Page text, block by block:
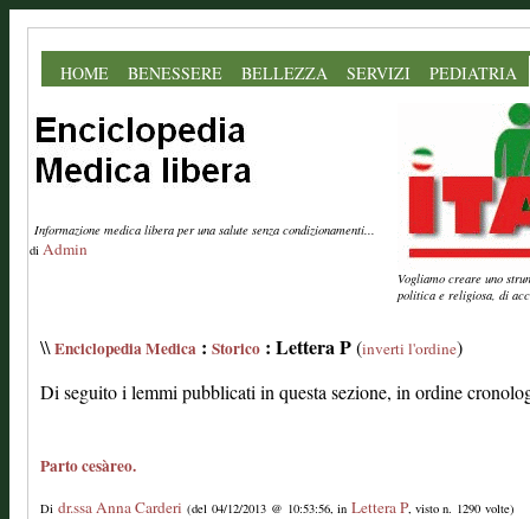
HOME BENESSERE BELLEZZA SERVIZI PEDIATRIA
Informazione medica libera per una salute senza condizionamenti...
di Admin
Vogliamo creare uno
politica e religiosa, di
\\Enciclopedia Medica : Storico : Lettera P(inverti l'ordine)
Di seguito i lemmi pubblicati in questa sezione, in ordine
Parto cesàreo.
Di dr.ssa Anna Carderi (del 04/12/2013 @ 10:53:56, in Lettera P, visto n. 1290 volte)